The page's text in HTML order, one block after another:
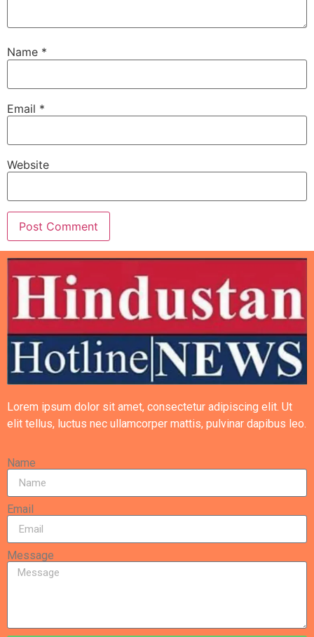
Name *
Email *
Website
Lorem ipsum dolor sit amet, consectetur adipiscing elit. Ut
elit tellus, luctus nec ullamcorper mattis, pulvinar dapibus leo.
Name
Email
Message